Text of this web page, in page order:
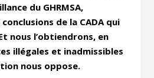
du GHRMSA,
de la CADA qui
nous l’obtiendrons, en
illégales et inadmissibles
nous oppose.